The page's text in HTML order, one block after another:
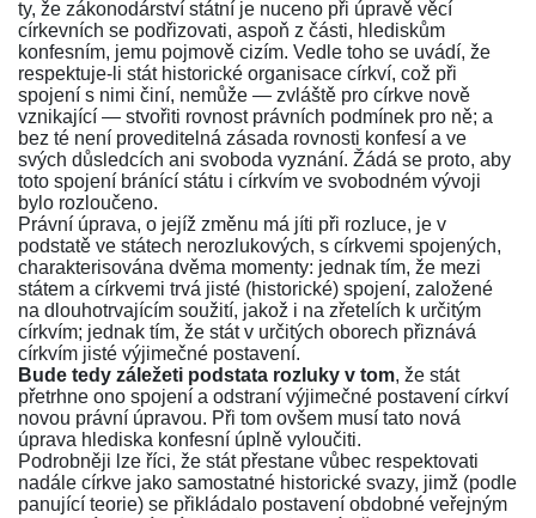
ty, že zákonodárství státní je nuceno při úpravě věcí
církevních se podřizovati, aspoň z části, hlediskům
konfesním, jemu pojmově cizím. Vedle toho se uvádí, že
respektuje-li stát historické organisace církví, což při
spojení s nimi činí, nemůže — zvláště pro církve nově
vznikající — stvořiti rovnost právních podmínek pro ně; a
bez té není proveditelná zásada rovnosti konfesí a ve
svých důsledcích ani svoboda vyznání. Žádá se proto, aby
toto spojení bránící státu i církvím ve svobodném vývoji
bylo rozloučeno.
Právní úprava, o jejíž změnu má jíti při rozluce, je v
podstatě ve státech nerozlukových, s církvemi spojených,
charakterisována dvěma momenty: jednak tím, že mezi
státem a církvemi trvá jisté (historické) spojení, založené
na dlouhotrvajícím soužití, jakož i na zřetelích k určitým
církvím; jednak tím, že stát v určitých oborech přiznává
církvím jisté výjimečné postavení.
Bude tedy záležeti podstata rozluky v tom, že stát
přetrhne ono spojení a odstraní výjimečné postavení církví
novou právní úpravou. Při tom ovšem musí tato nová
úprava hlediska konfesní úplně vyloučiti.
Podrobněji lze říci, že stát přestane vůbec respektovati
nadále církve jako samostatné historické svazy, jimž (podle
panující teorie) se přikládalo postavení obdobné veřejným